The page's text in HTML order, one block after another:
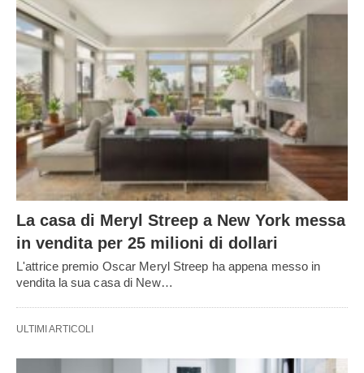
La casa di Meryl Streep a New York messa
in vendita per 25 milioni di dollari
L'attrice premio Oscar Meryl Streep ha appena messo in
vendita la sua casa di New…
ULTIMI ARTICOLI